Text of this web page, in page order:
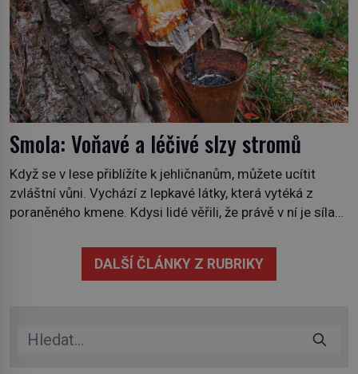
Smola: Voňavé a léčivé slzy stromů
Když se v lese přiblížíte k jehličnanům, můžete ucítit
zvláštní vůni. Vychází z lepkavé látky, která vytéká z
poraněného kmene. Kdysi lidé věřili, že právě v ní je síla
lidstvo pracovalo. Chrání strom před infekcí, hmyzem a
vysycháním. Dá se říct, že je to přírodní […]
DALŠÍ ČLÁNKY Z RUBRIKY